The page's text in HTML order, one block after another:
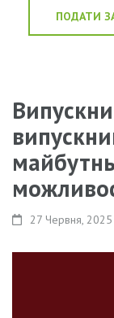
ПОДАТИ
27 Червня, 2025